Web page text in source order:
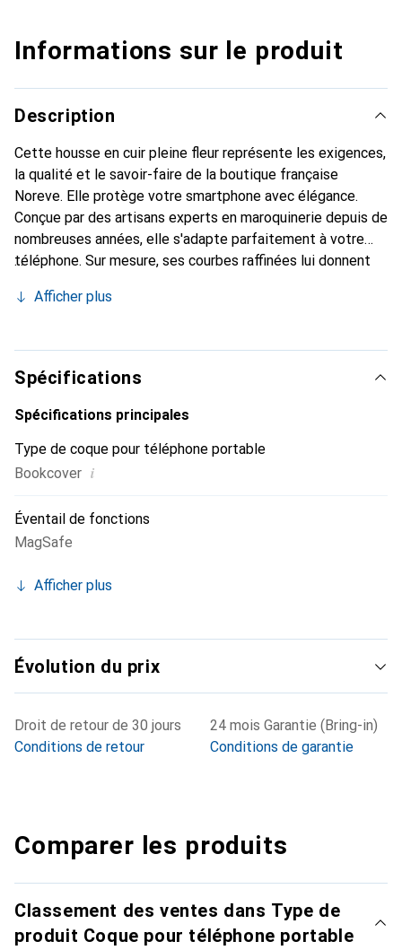
Informations sur le produit
Description
Cette housse en cuir pleine fleur représente les exigences,
la qualité et le savoir-faire de la boutique française
Noreve. Elle protège votre smartphone avec élégance.
Conçue par des artisans experts en maroquinerie depuis de
nombreuses années, elle s'adapte parfaitement à votre
téléphone. Sur mesure, ses courbes raffinées lui donnent
et indispensable de votre smartphone. Reconnaissante à
marque Noreve est un choix sûr pour une clientèle
exigeante.
Afficher plus
Spécifications
Spécifications principales
Type de coque pour téléphone portable
Bookcover i
Éventail de fonctions
MagSafe
Afficher plus
Évolution du prix
Droit de retour de 30 jours
Conditions de retour
24 mois Garantie (Bring-in)
Conditions de garantie
Comparer les produits
Classement des ventes dans Type de
produit Coque pour téléphone portable